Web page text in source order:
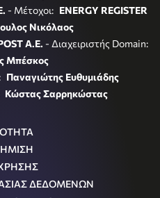
- Μέτοχοι: ENERGY REGISTER
Νικόλαος
A.E. - Διαχειριστής Domain:
Μπέσκος
Παναγιώτης Ευθυμιάδης
Κώστας Σαρρηκώστας
ΔΕΔΟΜΕΝΩΝ